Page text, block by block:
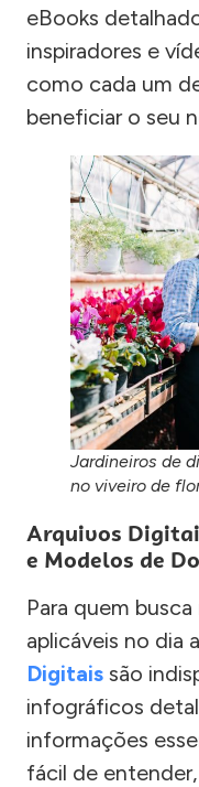
eBooks
inspiradores e
como cada um
beneficiar o seu
Jardineiros de
no viveiro de
Arquivos
e Modelos de
Para quem
aplicáveis no dia
Digitais são
infográficos
informações
fácil de